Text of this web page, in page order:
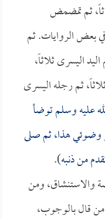
ثم تمضمض
بعض الروايات. ثم
اليسرى ثلاثاً،
ثم رجله اليسرى
عليه وسلم توضأ
هذا، ثم صلى
من ذنبه).
والاستنشاق، ومن
قال بالوجوب،